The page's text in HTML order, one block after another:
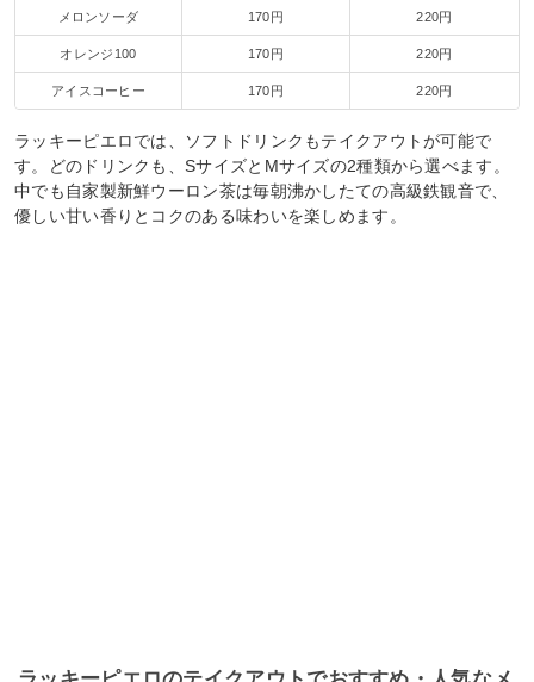
メロンソーダ 170円 220円
オレンジ100 170円 220円
アイスコーヒー 170円 220円
ラッキーピエロでは、ソフトドリンクもテイクアウトが可能で
す。どのドリンクも、SサイズとMサイズの2種類から選べます。
中でも自家製新鮮ウーロン茶は毎朝沸かしたての高級鉄観音で、
優しい甘い香りとコクのある味わいを楽しめます。